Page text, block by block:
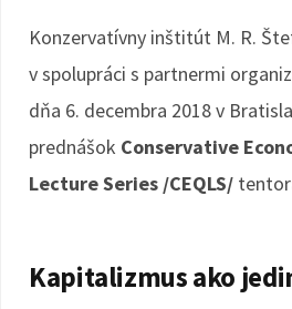
Konzervatívny inštitút M. R.
v spolupráci s partnermi
dňa 6. decembra 2018 v
prednášok Conservative
Lecture Series /CEQLS/
Kapitalizmus ako